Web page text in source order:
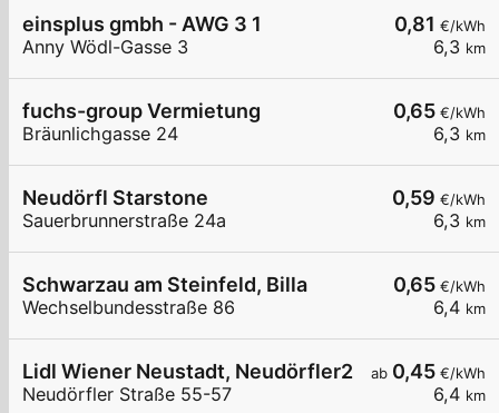
0,81 €/kWh
6,3 km
einsplus gmbh - AWG 3 1
Anny Wödl-Gasse 3
0,65 €/kWh
6,3 km
fuchs-group Vermietung
Bräunlichgasse 24
0,59 €/kWh
6,3 km
Neudörfl Starstone
Sauerbrunnerstraße 24a
0,65 €/kWh
6,4 km
Schwarzau am Steinfeld, Billa
Wechselbundesstraße 86
ab 0,45 €/kWh
6,4 km
Lidl Wiener Neustadt, Neudörfler2
Neudörfler Straße 55-57